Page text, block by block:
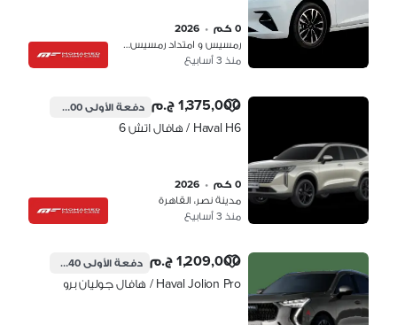
0 كم •
2026
رمسيس و امتداد رمسيس، القاهرة
منذ 3 أسابيع
1,375,000 ج.م دفعة الأولى412,500 ج.م
Haval H6 / هافال اتش 6
0 كم •
2026
مدينة نصر، القاهرة
منذ 3 أسابيع
1,209,000 ج.م دفعة الأولى360,040 ج.م
Haval Jolion Pro / هافال جوليان برو